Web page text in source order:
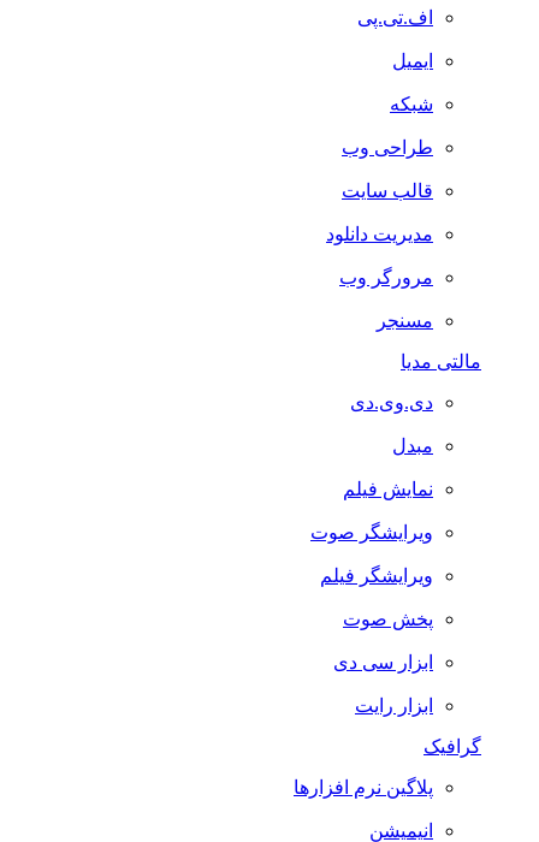
اف.تی.پی
ایمیل
شبکه
طراحی وب
قالب سایت
مدیریت دانلود
مرورگر وب
مسنجر
مالتی مدیا
دی.وی.دی
مبدل
نمایش فیلم
ویرایشگر صوت
ویرایشگر فیلم
پخش صوت
ابزار سی دی
ابزار رایت
گرافیک
پلاگین نرم افزارها
انیمیشن